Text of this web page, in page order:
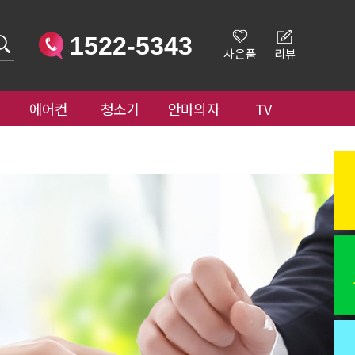
사은품 리뷰
1522-5343
에어컨 청소기 안마의자 TV